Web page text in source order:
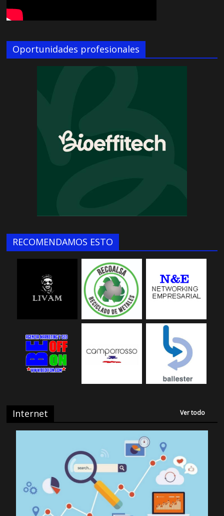
Oportunidades profesionales
RECOMENDAMOS ESTO
Internet Ver todo